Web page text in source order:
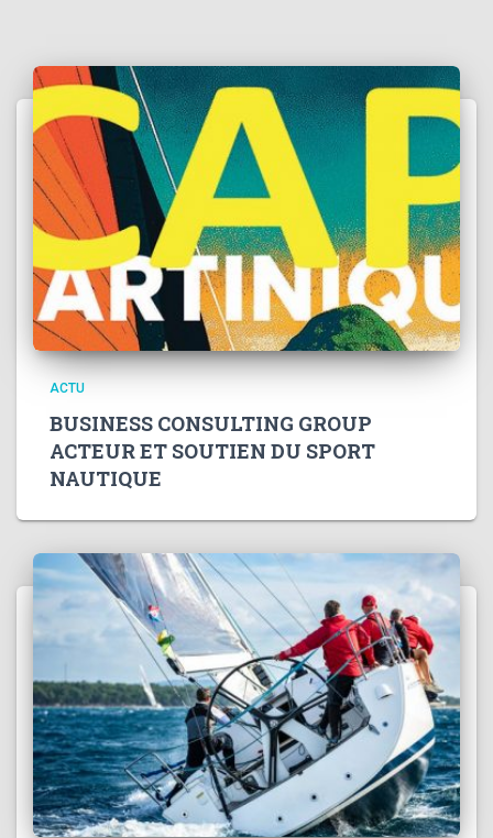
ACTU
BUSINESS CONSULTING GROUP
ACTEUR ET SOUTIEN DU SPORT
NAUTIQUE